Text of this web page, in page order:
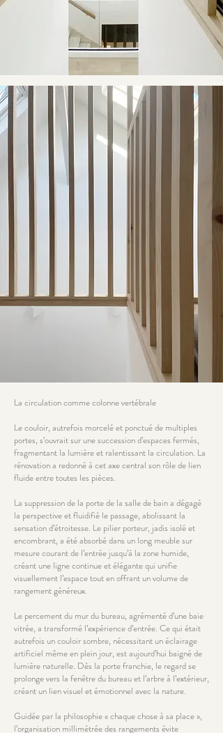
La circulation comme colonne vertébrale
Le couloir, autrefois morcelé et ponctué de multiples
portes, s’ouvrait sur une succession d’espaces fermés,
fragmentant la lumière et ralentissant la circulation. La
rénovation a redonné à cet axe central son rôle de lien
fluide entre toutes les pièces.
La suppression de la porte de la salle de bain a dégagé
la perspective et fluidifié le passage, abolissant la
sensation d’étroitesse. Le pilier porteur, jadis isolé et
encombrant, a été absorbé dans un long meuble sur
mesure courant de l’entrée jusqu’à la zone humide,
créant une ligne continue et élégante qui unifie
visuellement l’espace tout en offrant un volume de
rangement généreux.
Le percement du mur du bureau, agrémenté d’une baie
vitrée, a transformé l’expérience d’entrée. Ce qui était
autrefois un couloir sombre, nécessitant un éclairage
artificiel même en plein jour, est aujourd’hui baigné de
lumière naturelle. Dès la porte franchie, le regard se
prolonge vers la fenêtre du bureau et l’arbre à l’extérieur,
créant un lien visuel et émotionnel avec la nature.
Guidée par la philosophie « chaque chose à sa place »,
l’organisation millimétrée des rangements évite